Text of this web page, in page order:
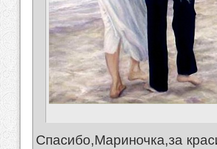
Спасибо,Мариночка,за